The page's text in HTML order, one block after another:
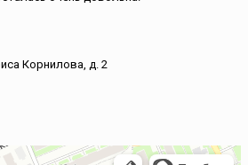
Корнилова, д. 2